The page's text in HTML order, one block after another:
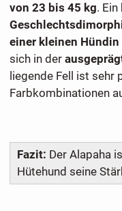
von 23 bis 45 kg.
einer kleinen Hündin
sich in der
liegende Fell ist sehr
Farbkombinationen
Fazit: Der Alapaha
Hütehund seine